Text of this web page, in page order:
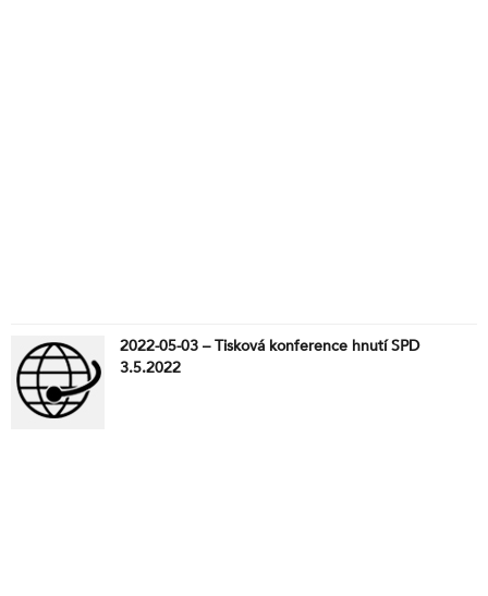
2022-05-03 – Tisková konference hnutí SPD
3.5.2022